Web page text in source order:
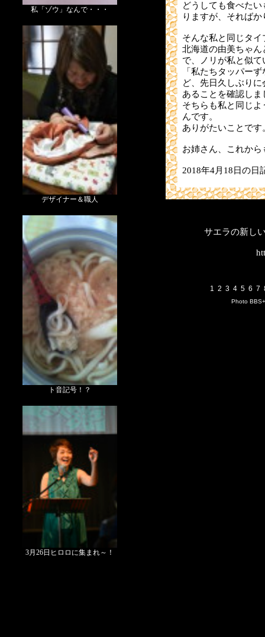
私「ゾウ」なんで・・・
デザイナー＆職人
ト音記号！？
3月26日ヒロロに集まれ～！
どうしても食べた
りますが、それば
そんな私と同じタ
北海道の由美ちゃ
で、ノリが私と似て
「私たちタッパー
ど、先日久しぶり
あることを確認しま
そちらも私と同じ
んです。
ありがたいことです
お姉さん、これか
2018年4月18日の日
サエラの新し
1 2 3 4 5 6 7
Photo BBS+